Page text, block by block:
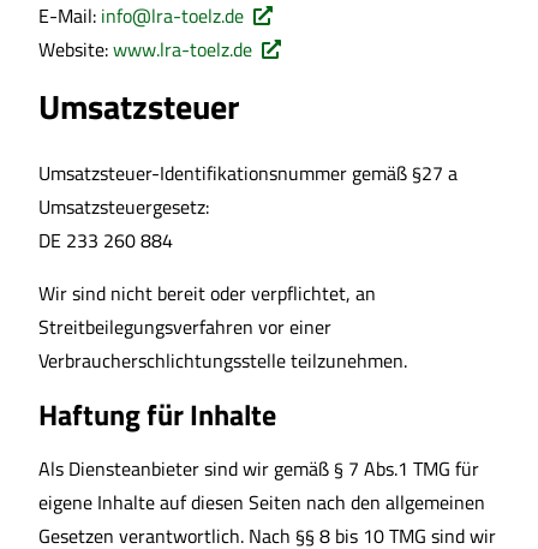
E-Mail: info@lra-toelz.de
Website:www.lra-toelz.de
Umsatzsteuer
Umsatzsteuer-Identifikationsnummer gemäß §27 a
Umsatzsteuergesetz:
DE 233 260 884
Wir sind nicht bereit oder verpflichtet, an
Streitbeilegungsverfahren vor einer
Verbraucherschlichtungsstelle teilzunehmen.
Haftung für Inhalte
Als Diensteanbieter sind wir gemäß § 7 Abs.1 TMG für
eigene Inhalte auf diesen Seiten nach den allgemeinen
Gesetzen verantwortlich. Nach §§ 8 bis 10 TMG sind wir